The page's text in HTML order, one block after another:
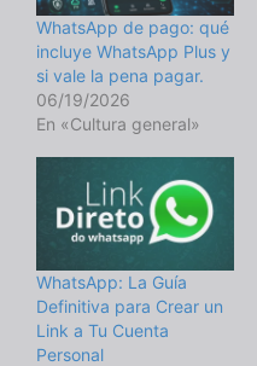
WhatsApp de pago: qué
incluye WhatsApp Plus y
si vale la pena pagar.
06/19/2026
En «Cultura general»
WhatsApp: La Guía
Definitiva para Crear un
Link a Tu Cuenta
Personal